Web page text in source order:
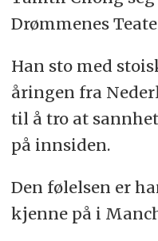
Drømmenes
Han sto med
åringen fra
til å tro at
på innsiden.
Den følelsen er
kjenne på i